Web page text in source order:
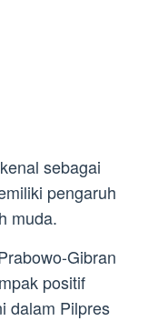
sebagai
pengaruh
muda.
Gibran
positif
dalam Pilpres